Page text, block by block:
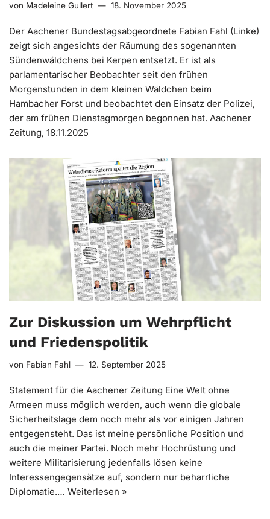
von Madeleine Gullert 18. November 2025
Der Aachener Bundestagsabgeordnete Fabian Fahl (Linke)
zeigt sich angesichts der Räumung des sogenannten
Sündenwäldchens bei Kerpen entsetzt. Er ist als
parlamentarischer Beobachter seit den frühen
Morgenstunden in dem kleinen Wäldchen beim
Hambacher Forst und beobachtet den Einsatz der Polizei,
der am frühen Dienstagmorgen begonnen hat. Aachener
Zeitung, 18.11.2025
Zur Diskussion um Wehrpflicht
und Friedenspolitik
von Fabian Fahl 12. September 2025
Statement für die Aachener Zeitung Eine Welt ohne
Armeen muss möglich werden, auch wenn die globale
Sicherheitslage dem noch mehr als vor einigen Jahren
entgegensteht. Das ist meine persönliche Position und
auch die meiner Partei. Noch mehr Hochrüstung und
weitere Militarisierung jedenfalls lösen keine
Interessengegensätze auf, sondern nur beharrliche
Diplomatie.… Weiterlesen »